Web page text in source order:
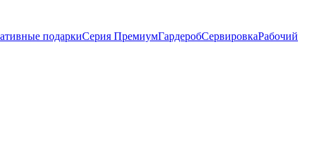
подаркиСерия ПремиумГардеробСервировкаРабочий